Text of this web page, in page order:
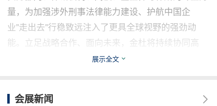
量，为加强涉外刑事法律能力建设、护航中国企
业"走出去"行稳致远注入了更具全球视野的强劲动
能。立足战略合作、面向未来，金杜将持续协同高
校、企业等共同搭建平台、构建生态、汇聚资源，为
展示全文
会展新闻